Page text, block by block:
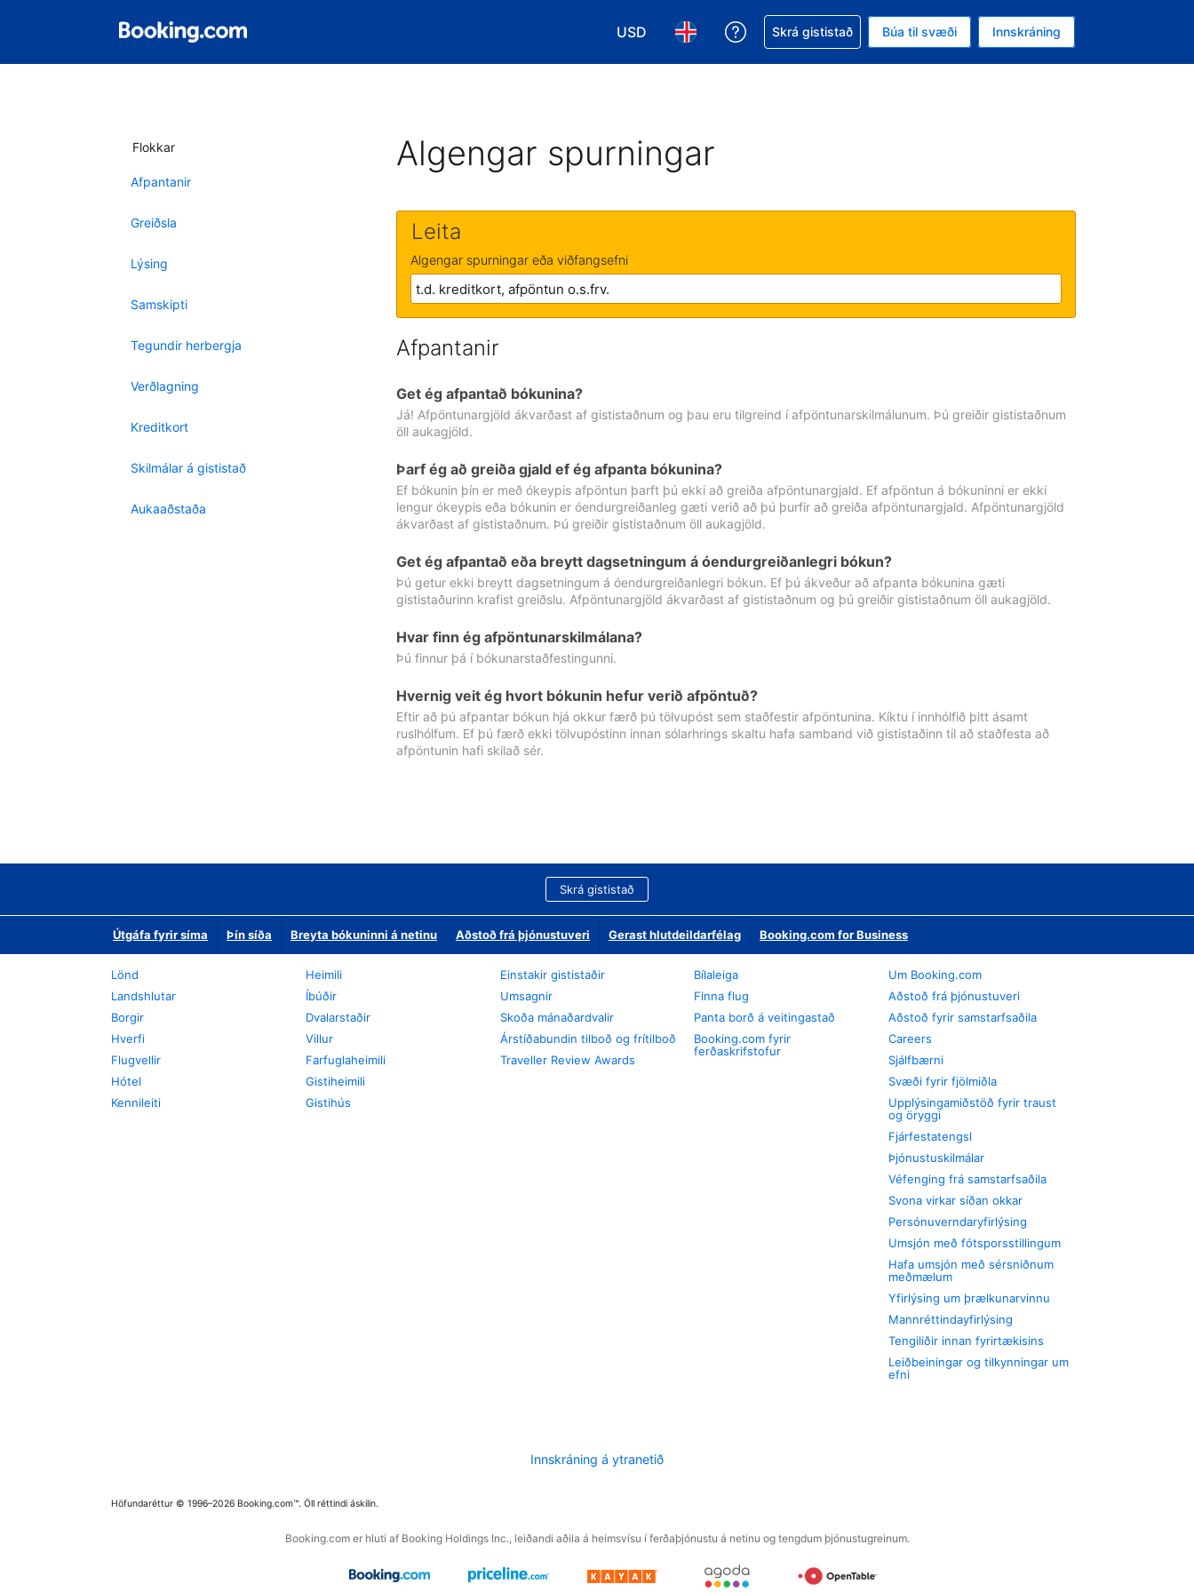
USD
Veldu gjaldmiðil. Í augnablikinu er gjaldmiðillinn Bandaríkjadalur
Veldu þitt tungumál. Í augnablikinu er tungumál þitt Íslensku
Fá aðstoð við bókunina
Skrá gististað Búa til svæði Innskráning
Flokkar
Afpantanir
Greiðsla
Lýsing
Samskipti
Tegundir herbergja
Verðlagning
Kreditkort
Skilmálar á gististað
Aukaaðstaða
Algengar spurningar
Leita
Algengar spurningar eða viðfangsefni
Afpantanir
Get ég afpantað bókunina?
Já! Afpöntunargjöld ákvarðast af gististaðnum og þau eru tilgreind í afpöntunarskilmálunum. Þú greiðir gististaðnum
öll aukagjöld.
Þarf ég að greiða gjald ef ég afpanta bókunina?
Ef bókunin þín er með ókeypis afpöntun þarft þú ekki að greiða afpöntunargjald. Ef afpöntun á bókuninni er ekki
lengur ókeypis eða bókunin er óendurgreiðanleg gæti verið að þú þurfir að greiða afpöntunargjald. Afpöntunargjöld
ákvarðast af gististaðnum. Þú greiðir gististaðnum öll aukagjöld.
Get ég afpantað eða breytt dagsetningum á óendurgreiðanlegri bókun?
Þú getur ekki breytt dagsetningum á óendurgreiðanlegri bókun. Ef þú ákveður að afpanta bókunina gæti
gististaðurinn krafist greiðslu. Afpöntunargjöld ákvarðast af gististaðnum og þú greiðir gististaðnum öll aukagjöld.
Hvar finn ég afpöntunarskilmálana?
Þú finnur þá í bókunarstaðfestingunni.
Hvernig veit ég hvort bókunin hefur verið afpöntuð?
Eftir að þú afpantar bókun hjá okkur færð þú tölvupóst sem staðfestir afpöntunina. Kíktu í innhólfið þitt ásamt
ruslhólfum. Ef þú færð ekki tölvupóstinn innan sólarhrings skaltu hafa samband við gististaðinn til að staðfesta að
afpöntunin hafi skilað sér.
Skrá gististað
Útgáfa fyrir síma Þín síða Breyta bókuninni á netinu Aðstoð frá þjónustuveri Gerast hlutdeildarfélag Booking.com for Business
Lönd
Landshlutar
Borgir
Hverfi
Flugvellir
Hótel
Kennileiti
Heimili
Íbúðir
Dvalarstaðir
Villur
Farfuglaheimili
Gistiheimili
Gistihús
Einstakir gististaðir
Umsagnir
Skoða mánaðardvalir
Árstíðabundin tilboð og frítilboð
Traveller Review Awards
Bílaleiga
Finna flug
Panta borð á veitingastað
Booking.com fyrir
ferðaskrifstofur
Um Booking.com
Aðstoð frá þjónustuveri
Aðstoð fyrir samstarfsaðila
Careers
Sjálfbærni
Svæði fyrir fjölmiðla
Upplýsingamiðstöð fyrir traust
og öryggi
Fjárfestatengsl
Þjónustuskilmálar
Véfenging frá samstarfsaðila
Svona virkar síðan okkar
Persónuverndaryfirlýsing
Umsjón með fótsporsstillingum
Hafa umsjón með sérsniðnum
meðmælum
Yfirlýsing um þrælkunarvinnu
Mannréttindayfirlýsing
Tengiliðir innan fyrirtækisins
Leiðbeiningar og tilkynningar um
efni
Innskráning á ytranetið
Höfundaréttur © 1996–2026 Booking.com™. Öll réttindi áskilin.
Booking.com er hluti af Booking Holdings Inc., leiðandi aðila á heimsvísu í ferðaþjónustu á netinu og tengdum þjónustugreinum.